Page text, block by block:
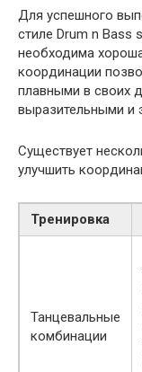
Для успешного
стиле Drum n Bass
необходима
координации
плавными в своих
выразительными и
Существует
улучшить
Тренировка
Танцевальные
комбинации